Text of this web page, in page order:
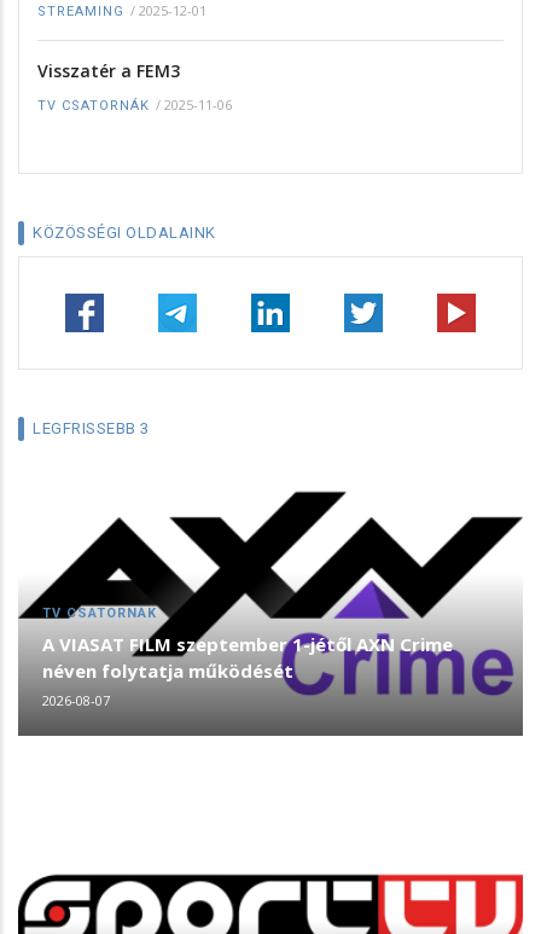
STREAMING / 2025-12-01
Visszatér a FEM3
TV CSATORNÁK / 2025-11-06
KÖZÖSSÉGI OLDALAINK
LEGFRISSEBB 3
TV CSATORNÁK
A VIASAT FILM szeptember 1-jétől AXN Crime
néven folytatja működését
2026-08-07